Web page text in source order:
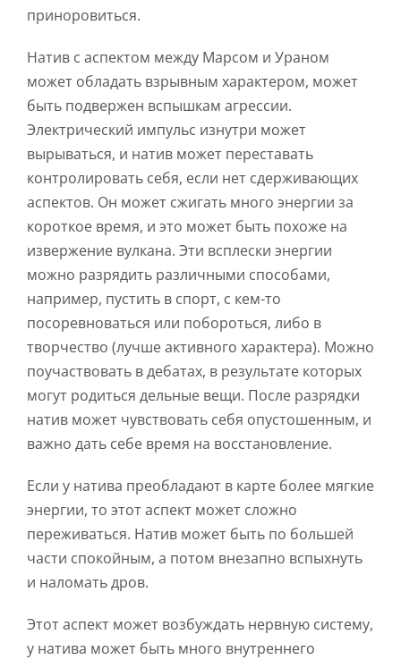
приноровиться.
Натив с аспектом между Марсом и Ураном
может обладать взрывным характером, может
быть подвержен вспышкам агрессии.
Электрический импульс изнутри может
вырываться, и натив может переставать
контролировать себя, если нет сдерживающих
аспектов. Он может сжигать много энергии за
короткое время, и это может быть похоже на
извержение вулкана. Эти всплески энергии
можно разрядить различными способами,
например, пустить в спорт, с кем-то
посоревноваться или побороться, либо в
творчество (лучше активного характера). Можно
поучаствовать в дебатах, в результате которых
могут родиться дельные вещи. После разрядки
натив может чувствовать себя опустошенным, и
важно дать себе время на восстановление.
Если у натива преобладают в карте более мягкие
энергии, то этот аспект может сложно
переживаться. Натив может быть по большей
части спокойным, а потом внезапно вспыхнуть
и наломать дров.
Этот аспект может возбуждать нервную систему,
у натива может быть много внутреннего